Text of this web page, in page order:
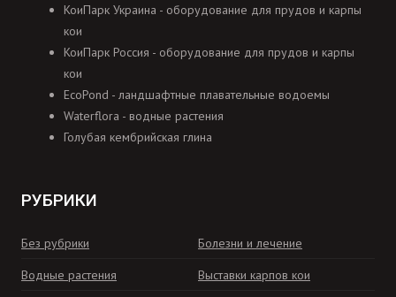
КоиПарк Украина - оборудование для прудов и карпы
кои
КоиПарк Россия - оборудование для прудов и карпы
кои
EcoPond - ландшафтные плавательные водоемы
Waterflora - водные растения
Голубая кембрийская глина
РУБРИКИ
Без рубрики
Болезни и лечение
Водные растения
Выставки карпов кои